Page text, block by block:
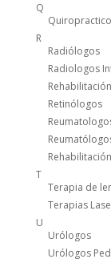
Q
R
Radiólogos
Radiologos
Rehabilitación
Retinólogos
T
Terapia de
Terapias
U
Urólogos
Urólogos